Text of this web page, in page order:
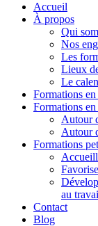
Accueil
À propos
Qui
Nos
Les
Lieux
Le
Formations
Formations
Autour
Autour
Formations
au
Contact
Blog